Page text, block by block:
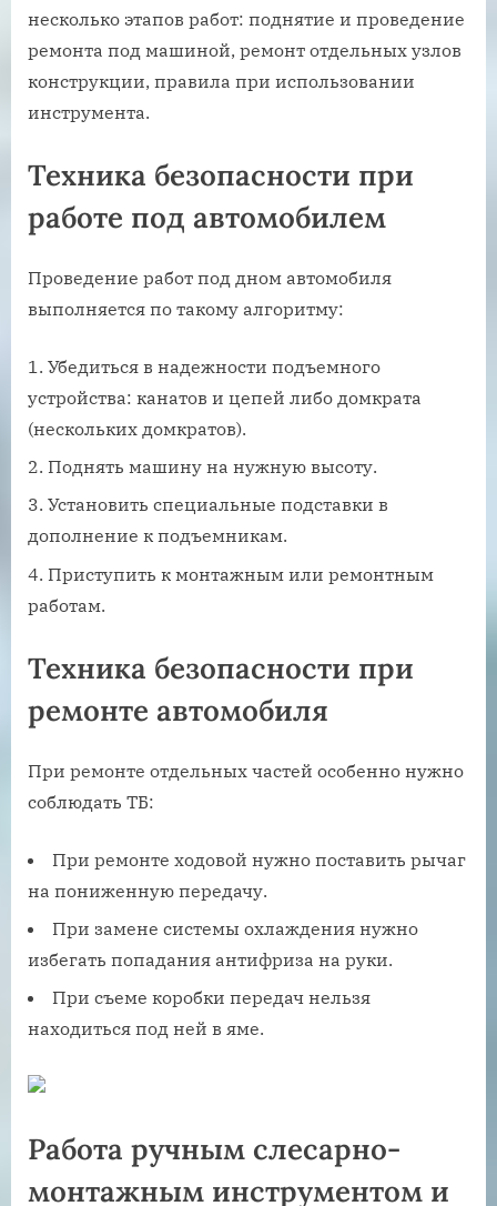
несколько этапов работ: поднятие и проведение
ремонта под машиной, ремонт отдельных узлов
конструкции, правила при использовании
инструмента.
Техника безопасности при
работе под автомобилем
Проведение работ под дном автомобиля
выполняется по такому алгоритму:
Убедиться в надежности подъемного
устройства: канатов и цепей либо домкрата
(нескольких домкратов).
Поднять машину на нужную высоту.
Установить специальные подставки в
дополнение к подъемникам.
Приступить к монтажным или ремонтным
работам.
Техника безопасности при
ремонте автомобиля
При ремонте отдельных частей особенно нужно
соблюдать ТБ:
При ремонте ходовой нужно поставить рычаг
на пониженную передачу.
При замене системы охлаждения нужно
избегать попадания антифриза на руки.
При съеме коробки передач нельзя
находиться под ней в яме.
Работа ручным слесарно-
монтажным инструментом и